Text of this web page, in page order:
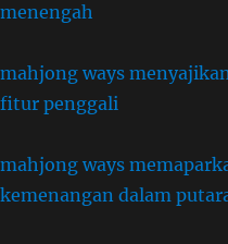
menengah
mahjong ways
fitur penggali
mahjong ways
kemenangan dalam